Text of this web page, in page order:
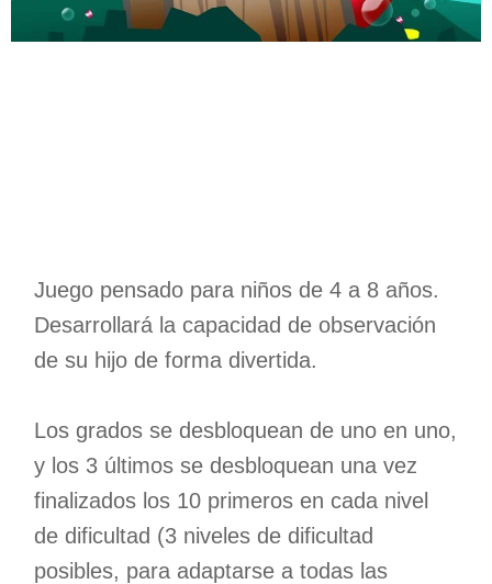
Juego pensado para niños de 4 a 8 años.
Desarrollará la capacidad de observación
de su hijo de forma divertida.
Los grados se desbloquean de uno en uno,
y los 3 últimos se desbloquean una vez
finalizados los 10 primeros en cada nivel
de dificultad (3 niveles de dificultad
posibles, para adaptarse a todas las